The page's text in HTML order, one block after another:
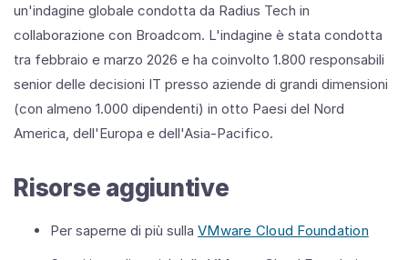
un'indagine globale condotta da Radius Tech in
collaborazione con Broadcom. L'indagine è stata condotta
tra febbraio e marzo 2026 e ha coinvolto 1.800 responsabili
senior delle decisioni IT presso aziende di grandi dimensioni
(con almeno 1.000 dipendenti) in otto Paesi del Nord
America, dell'Europa e dell'Asia-Pacifico.
Risorse aggiuntive
Per saperne di più sulla VMware Cloud Foundation